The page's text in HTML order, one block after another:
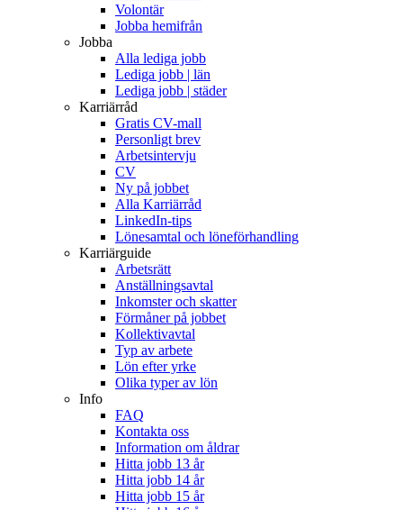
Volontär
Jobba hemifrån
Jobba
Alla lediga jobb
Lediga jobb | län
Lediga jobb | städer
Karriärråd
Gratis CV-mall
Personligt brev
Arbetsintervju
CV
Ny på jobbet
Alla Karriärråd
LinkedIn-tips
Lönesamtal och löneförhandling
Karriärguide
Arbetsrätt
Anställningsavtal
Inkomster och skatter
Förmåner på jobbet
Kollektivavtal
Typ av arbete
Lön efter yrke
Olika typer av lön
Info
FAQ
Kontakta oss
Information om åldrar
Hitta jobb 13 år
Hitta jobb 14 år
Hitta jobb 15 år